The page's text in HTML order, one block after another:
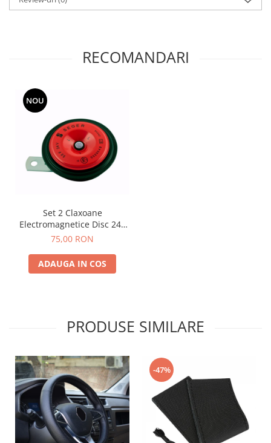
RECOMANDARI
NOU
Set 2 Claxoane
Electromagnetice Disc 24V
SEGER - Ton Înalt și Ton Jos,
75,00 RON
ADAUGA IN COS
PRODUSE SIMILARE
-47%